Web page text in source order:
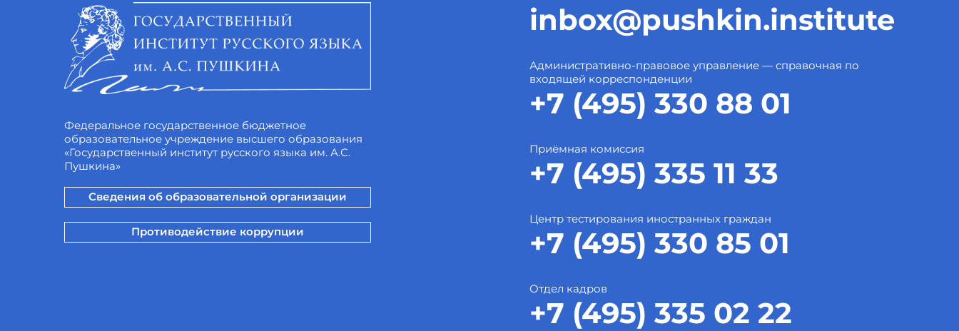
Федеральное государственное бюджетное
образовательное учреждение высшего образования
«Государственный институт русского языка им. А.С.
Пушкина»
Сведения об образовательной организации
Противодействие коррупции
inbox@pushkin.institute
Административно-правовое управление — справочная по
входящей корреспонденции
+7 (495) 330 88 01
Приёмная комиссия
+7 (495) 335 11 33
Центр тестирования иностранных граждан
+7 (495) 330 85 01
Отдел кадров
+7 (495) 335 02 22